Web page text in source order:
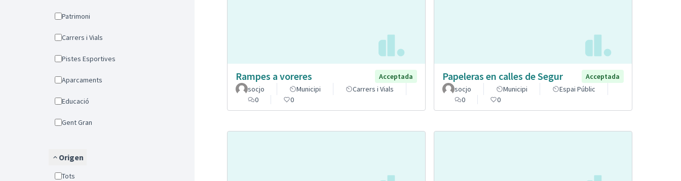
Patrimoni
Carrers i Vials
Pistes Esportives
Aparcaments
Educació
Gent Gran
Origen
Tots
Rampes a voreres
Acceptada
socjo
Municipi
Carrers i Vials
0
0
Papeleras en calles de Segur
Acceptada
socjo
Municipi
Espai Públic
0
0